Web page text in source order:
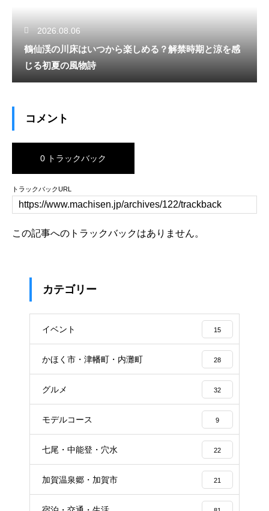
2026.08.06
鶴仙渓の川床はいつから楽しめる？解禁時期と涼を感
じる初夏の風物詩
コメント
0 トラックバック
トラックバックURL
この記事へのトラックバックはありません。
カテゴリー
イベント 15
かほく市・津幡町・内灘町 28
グルメ 32
モデルコース 9
七尾・中能登・穴水 22
加賀温泉郷・加賀市 21